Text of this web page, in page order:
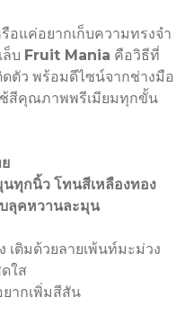
อแค่อยากเก็บความทรงจำ
ล็บ Fruit Mania คือวิธีที่
ตัว พร้อมดีไซน์จากช่างมือ
ช้สีคุณภาพพรีเมียมทุกขั้น
นทุกนิ้ว โทนสีเหลืองทอง
ลุคหวานละมุน
เติมด้วยลายเพ้นท์มะม่วง
ใส
ากเพิ่มสีสัน